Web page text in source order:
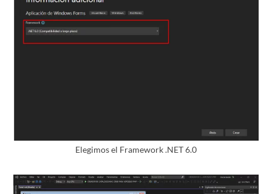
Elegimos el Framework .NET 6.0